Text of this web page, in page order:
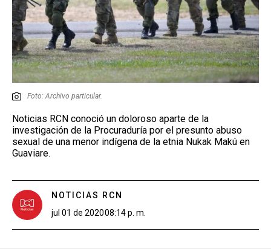
Foto: Archivo particular.
Noticias RCN conoció un doloroso aparte de la
investigación de la Procuraduría por el presunto abuso
sexual de una menor indígena de la etnia Nukak Makú en
Guaviare.
NOTICIAS RCN
jul 01 de 202008:14 p. m.